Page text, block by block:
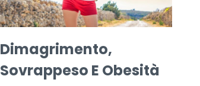
Dimagrimento,
Sovrappeso E Obesità